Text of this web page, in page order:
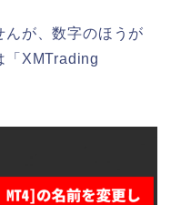
んが、数字のほうが
「XMTrading